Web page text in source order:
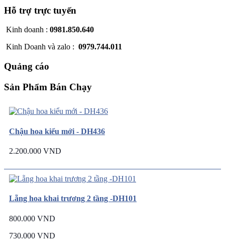
Hỗ trợ trực tuyến
Kinh doanh : 0981.850.640
Kinh Doanh và zalo : 0979.744.011
Quảng cáo
Sản Phẩm Bán Chạy
Chậu hoa kiểu mới - DH436
2.200.000 VND
Lẵng hoa khai trương 2 tầng -DH101
800.000 VND
730.000 VND